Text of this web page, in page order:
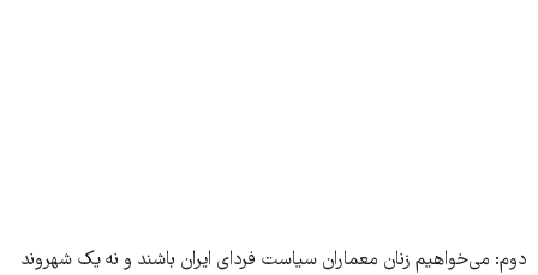
دوم: می‌خواهیم زنان معماران سیاست فردای ایران باشند و نه یک شهروند